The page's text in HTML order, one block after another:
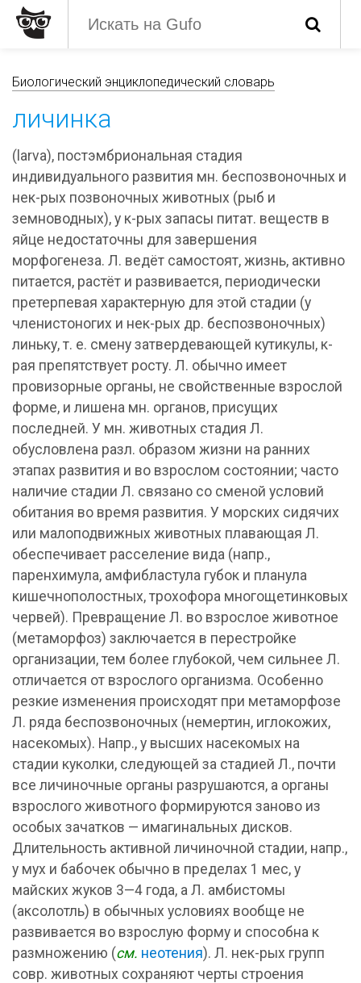
Биологический энциклопедический словарь
личинка
(larva), постэмбриональная стадия
индивидуального развития мн. беспозвоночных и
нек-рых позвоночных животных (рыб и
земноводных), у к-рых запасы питат. веществ в
яйце недостаточны для завершения
морфогенеза. Л. ведёт самостоят, жизнь, активно
питается, растёт и развивается, периодически
претерпевая характерную для этой стадии (у
членистоногих и нек-рых др. беспозвоночных)
линьку, т. е. смену затвердевающей кутикулы, к-
рая препятствует росту. Л. обычно имеет
провизорные органы, не свойственные взрослой
форме, и лишена мн. органов, присущих
последней. У мн. животных стадия Л.
обусловлена разл. образом жизни на ранних
этапах развития и во взрослом состоянии; часто
наличие стадии Л. связано со сменой условий
обитания во время развития. У морских сидячих
или малоподвижных животных плавающая Л.
обеспечивает расселение вида (напр.,
паренхимула, амфибластула губок и планула
кишечнополостных, трохофора многощетинковых
червей). Превращение Л. во взрослое животное
(метаморфоз) заключается в перестройке
организации, тем более глубокой, чем сильнее Л.
отличается от взрослого организма. Особенно
резкие изменения происходят при метаморфозе
Л. ряда беспозвоночных (немертин, иглокожих,
насекомых). Напр., у высших насекомых на
стадии куколки, следующей за стадией Л., почти
все личиночные органы разрушаются, а органы
взрослого животного формируются заново из
особых зачатков — имагинальных дисков.
Длительность активной личиночной стадии, напр.,
у мух и бабочек обычно в пределах 1 мес, у
майских жуков 3—4 года, а Л. амбистомы
(аксолотль) в обычных условиях вообще не
развивается во взрослую форму и способна к
размножению (см. неотения). Л. нек-рых групп
совр. животных сохраняют черты строения